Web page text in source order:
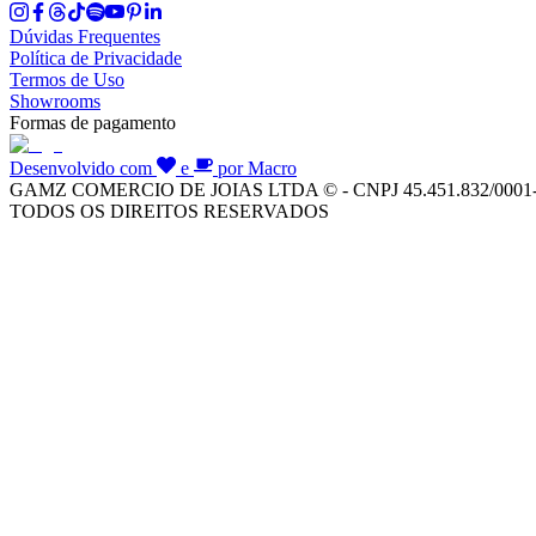
Dúvidas Frequentes
Política de Privacidade
Termos de Uso
Showrooms
Formas de pagamento
Desenvolvido com e
por Macro
GAMZ COMERCIO DE JOIAS LTDA © - CNPJ 45.451.832/
TODOS OS DIREITOS RESERVADOS